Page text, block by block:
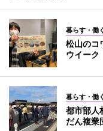
暮らす・働く
松山のコ
ウイー
暮らす・働く
都市部人
だん複業